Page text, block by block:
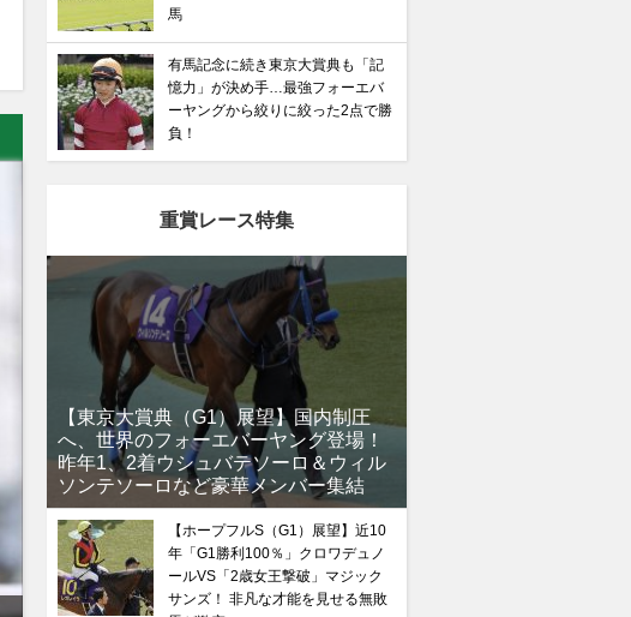
馬
有馬記念に続き東京大賞典も「記
憶力」が決め手…最強フォーエバ
ーヤングから絞りに絞った2点で勝
負！
重賞レース特集
【東京大賞典（G1）展望】国内制圧
へ、世界のフォーエバーヤング登場！
昨年1、2着ウシュバテソーロ＆ウィル
ソンテソーロなど豪華メンバー集結
【ホープフルS（G1）展望】近10
年「G1勝利100％」クロワデュノ
ールVS「2歳女王撃破」マジック
サンズ！ 非凡な才能を見せる無敗